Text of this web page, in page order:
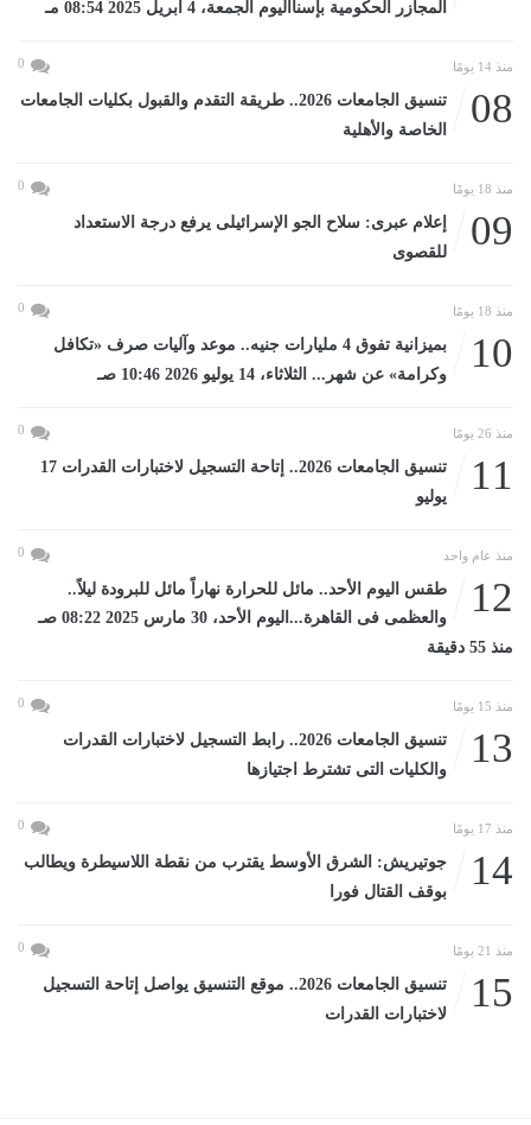
المجازر الحكومية بإسنااليوم الجمعة، 4 أبريل 2025 08:54 مـ
منذ 14 يومًا 0
08
تنسيق الجامعات 2026.. طريقة التقدم والقبول بكليات الجامعات
الخاصة والأهلية
منذ 18 يومًا 0
09
إعلام عبرى: سلاح الجو الإسرائيلى يرفع درجة الاستعداد
للقصوى
منذ 18 يومًا 0
10
بميزانية تفوق 4 مليارات جنيه.. موعد وآليات صرف «تكافل
وكرامة» عن شهر... الثلاثاء، 14 يوليو 2026 10:46 صـ
منذ 26 يومًا 0
11
تنسيق الجامعات 2026.. إتاحة التسجيل لاختبارات القدرات 17
يوليو
منذ عام واحد 0
12
طقس اليوم الأحد.. مائل للحرارة نهاراً مائل للبرودة ليلاً..
والعظمى فى القاهرة...اليوم الأحد، 30 مارس 2025 08:22 صـ
منذ 55 دقيقة
منذ 15 يومًا 0
13
تنسيق الجامعات 2026.. رابط التسجيل لاختبارات القدرات
والكليات التى تشترط اجتيازها
منذ 17 يومًا 0
14
جوتيريش: الشرق الأوسط يقترب من نقطة اللاسيطرة ويطالب
بوقف القتال فورا
منذ 21 يومًا 0
15
تنسيق الجامعات 2026.. موقع التنسيق يواصل إتاحة التسجيل
لاختبارات القدرات